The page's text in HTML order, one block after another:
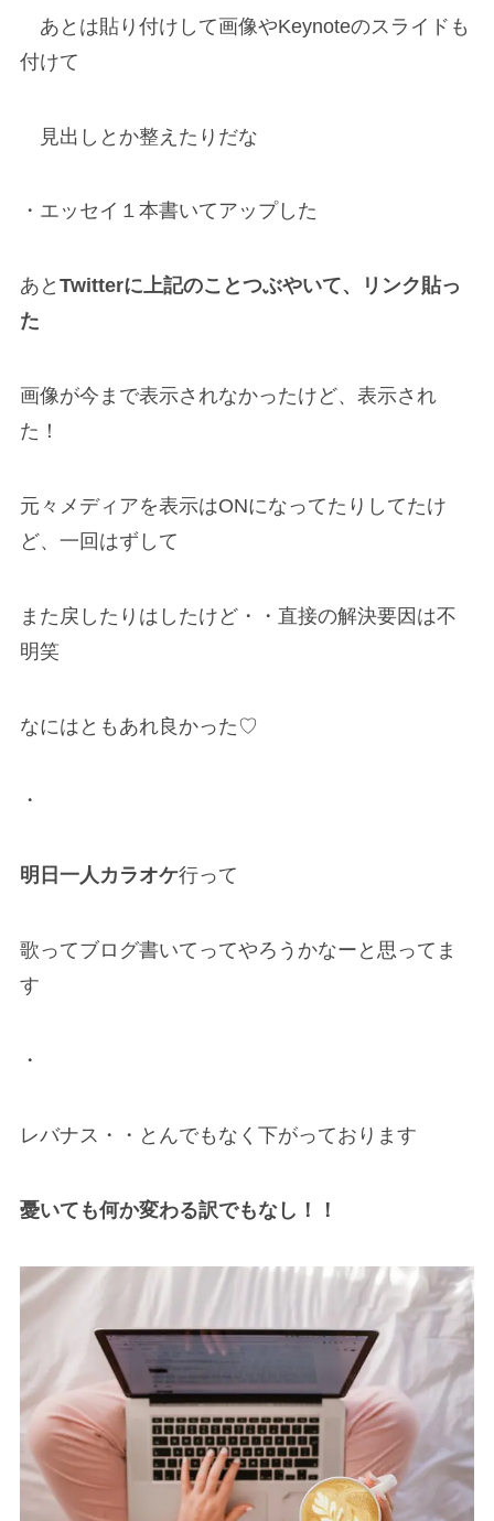
あとは貼り付けして画像やKeynoteのスライドも
付けて
見出しとか整えたりだな
・エッセイ１本書いてアップした
あと Twitterに上記のことつぶやいて、リンク貼っ
た
画像が今まで表示されなかったけど、表示され
た！
元々メディアを表示はONになってたりしてたけ
ど、一回はずして
また戻したりはしたけど・・直接の解決要因は不
明笑
なにはともあれ良かった♡
・
明日一人カラオケ行って
歌ってブログ書いてってやろうかなーと思ってま
す
・
レバナス・・とんでもなく下がっております
憂いても何か変わる訳でもなし！！